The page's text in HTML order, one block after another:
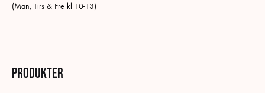
(Man, Tirs & Fre kl 10-13)
Produkter